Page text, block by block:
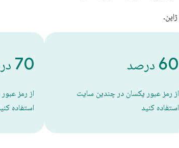
60 درصد
از رمز عبور یکسان در چندین سایت
استفاده کنید
70
از رمز
استفاده